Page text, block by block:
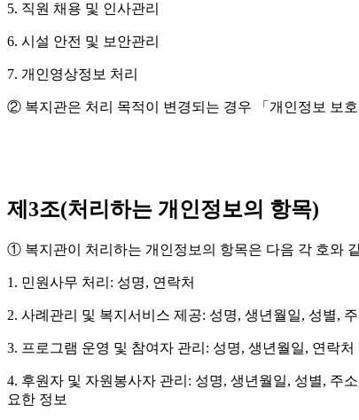
5. 직원 채용 및 인사관리
6. 시설 안전 및 보안관리
7. 개인영상정보 처리
② 복지관은 처리 목적이 변경되는 경우 「개인정보 보
제3조(처리하는 개인정보의 항목)
① 복지관이 처리하는 개인정보의 항목은 다음 각 호와
1. 민원사무 처리: 성명, 연락처
2. 사례관리 및 복지서비스 제공: 성명, 생년월일, 성별,
3. 프로그램 운영 및 참여자 관리: 성명, 생년월일, 연락
4. 후원자 및 자원봉사자 관리: 성명, 생년월일, 성별, 주
요한 정보